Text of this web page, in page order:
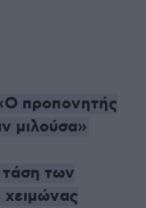
προπονητής
μιλούσα»
των